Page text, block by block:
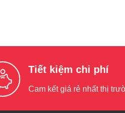
Tiết kiệm chi phí
Cam kết giá rẻ nhất thị